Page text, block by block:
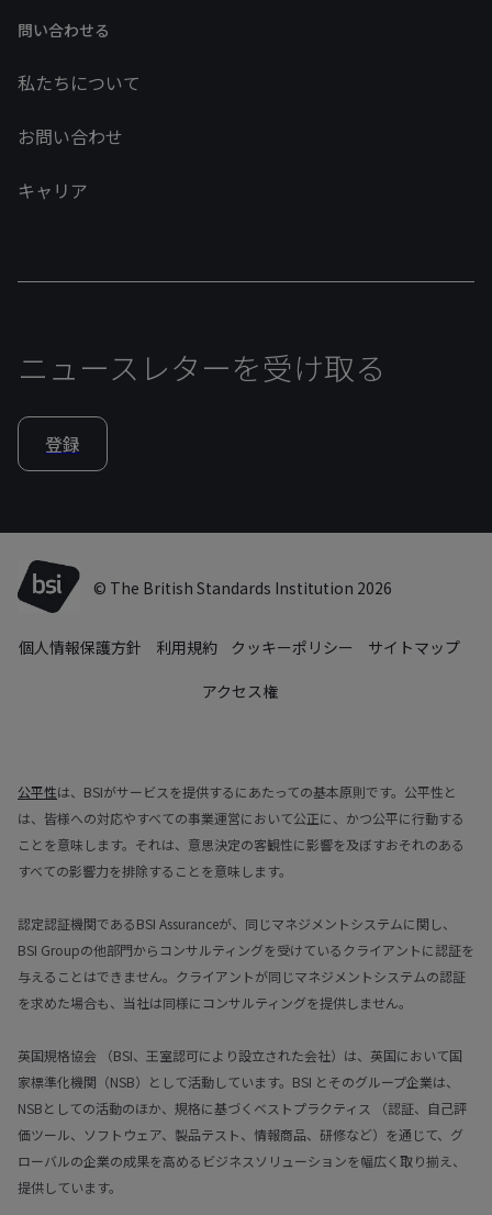
問い合わせる
私たちについて
お問い合わせ
キャリア
ニュースレターを受け取る
登録
© The British Standards Institution 2026
個人情報保護方針 利用規約 クッキーポリシー
サイトマップ
アクセス権
公平性は、BSIがサービスを提供するにあたっての基本原則です。公平性と
は、皆様への対応やすべての事業運営において公正に、かつ公平に行動する
ことを意味します。それは、意思決定の客観性に影響を及ぼすおそれのある
すべての影響力を排除することを意味します。
認定認証機関であるBSI Assuranceが、同じマネジメントシステムに関し、
BSI Groupの他部門からコンサルティングを受けているクライアントに認証を
与えることはできません。クライアントが同じマネジメントシステムの認証
を求めた場合も、当社は同様にコンサルティングを提供しません。
英国規格協会 （BSI、王室認可により設立された会社）は、英国において国
家標準化機関（NSB）として活動しています。BSI とそのグループ企業は、
NSBとしての活動のほか、規格に基づくベストプラクティス （認証、自己評
価ツール、ソフトウェア、製品テスト、情報商品、研修など）を通じて、グ
ローバルの企業の成果を高めるビジネスソリューションを幅広く取り揃え、
提供しています。